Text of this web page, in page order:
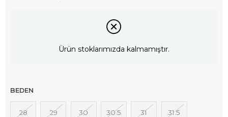
Ürün stoklarımızda kalmamıştır.
BEDEN
28 29 30 30.5 31 31.5